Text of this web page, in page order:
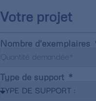
Votre projet
Nombre d'exemplaires
Type de support